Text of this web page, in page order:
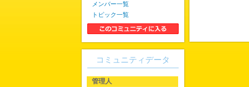
メンバー一覧
トピック一覧
コミュニティデータ
管理人